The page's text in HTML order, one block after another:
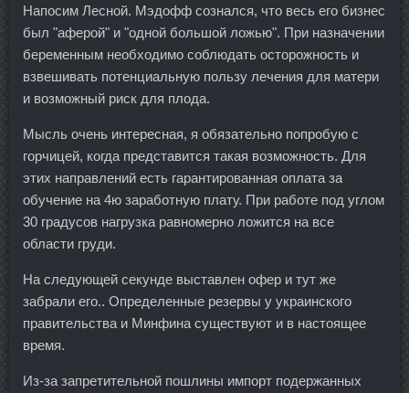
Напосим Лесной. Мэдофф сознался, что весь его бизнес
был "аферой" и "одной большой ложью". При назначении
беременным необходимо соблюдать осторожность и
взвешивать потенциальную пользу лечения для матери
и возможный риск для плода.
Мысль очень интересная, я обязательно попробую с
горчицей, когда представится такая возможность. Для
этих направлений есть гарантированная оплата за
обучение на 4ю заработную плату. При работе под углом
30 градусов нагрузка равномерно ложится на все
области груди.
На следующей секунде выставлен офер и тут же
забрали его.. Определенные резервы у украинского
правительства и Минфина существуют и в настоящее
время.
Из-за запретительной пошлины импорт подержанных